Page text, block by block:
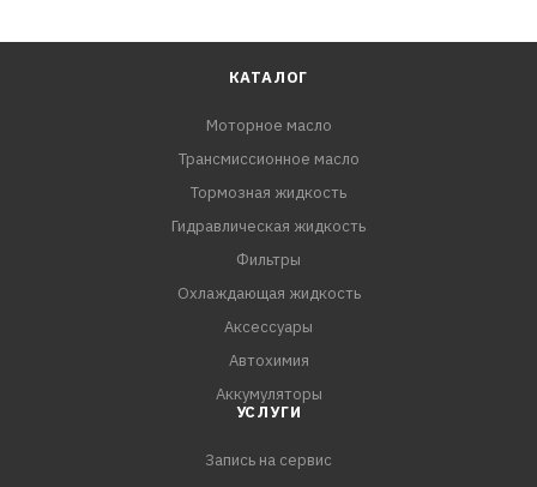
КАТАЛОГ
Моторное масло
Трансмиссионное масло
Тормозная жидкость
Гидравлическая жидкость
Фильтры
Охлаждающая жидкость
Аксессуары
Автохимия
Аккумуляторы
УСЛУГИ
Запись на сервис